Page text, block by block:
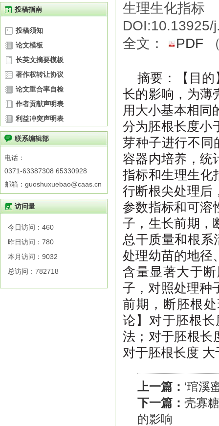
投稿指南
投稿须知
论文模板
长英文摘要模板
著作权转让协议
论文重合率自检
作者贡献声明表
利益冲突声明表
联系编辑部
电话：
0371-63387308 65330928
邮箱：guoshuxuebao@caas.cn
访问量
今日访问： 460
昨日访问： 780
本月访问： 9032
总访问： 782718
生理生化指标
DOI:10.13925/
全文：
PDF
摘要：【目
长的影响，为薄
用大小基本相同
分为胚根长度小
芽种子进行不同
容器内培养，统
指标和生理生化
行断根尖处理后
参数指标和可溶
子，生长前期，
总干质量和根系
处理幼苗的地径
含量显著大于
子，对照处理种
前期，断胚根
论】对于胚根
法；对于胚根长
对于胚根长度
上一篇： ‘琯溪
下一篇： 壳寡
的影响